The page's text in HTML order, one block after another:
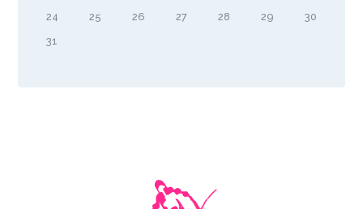
24
25 26 27 28 29
30
31